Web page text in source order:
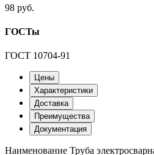
98 руб.
ГОСТы
ГОСТ 10704-91
Цены
Характеристики
Доставка
Преимущества
Документация
Наименование Труба